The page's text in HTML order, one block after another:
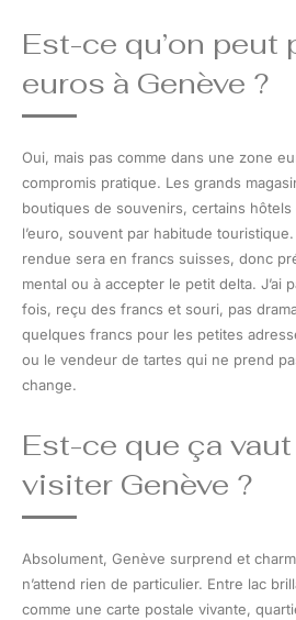
Est-ce qu’on peut
euros à Genève ?
Oui, mais pas comme dans une zone
compromis pratique. Les grands
boutiques de souvenirs, certains
l’euro, souvent par habitude
rendue sera en francs suisses, donc
mental ou à accepter le petit delta. J’ai
fois, reçu des francs et souri, pas
quelques francs pour les petites
ou le vendeur de tartes qui ne prend
change.
Est-ce que ça
visiter Genève ?
Absolument, Genève surprend et
n’attend rien de particulier. Entre lac
comme une carte postale vivante,